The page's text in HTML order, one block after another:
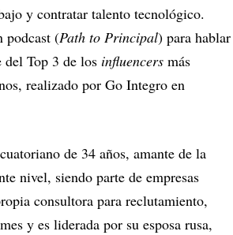
y contratar talento tecnológico.
podcast (Path to Principal) para hablar
del Top 3 de los influencers más
realizado por Go Integro en
de 34 años, amante de la
nivel, siendo parte de empresas
consultora para reclutamiento,
y es liderada por su esposa rusa,